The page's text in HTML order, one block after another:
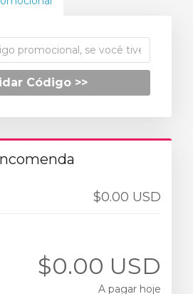
Código >>
$0.00 USD
$0.00 USD
A pagar hoje